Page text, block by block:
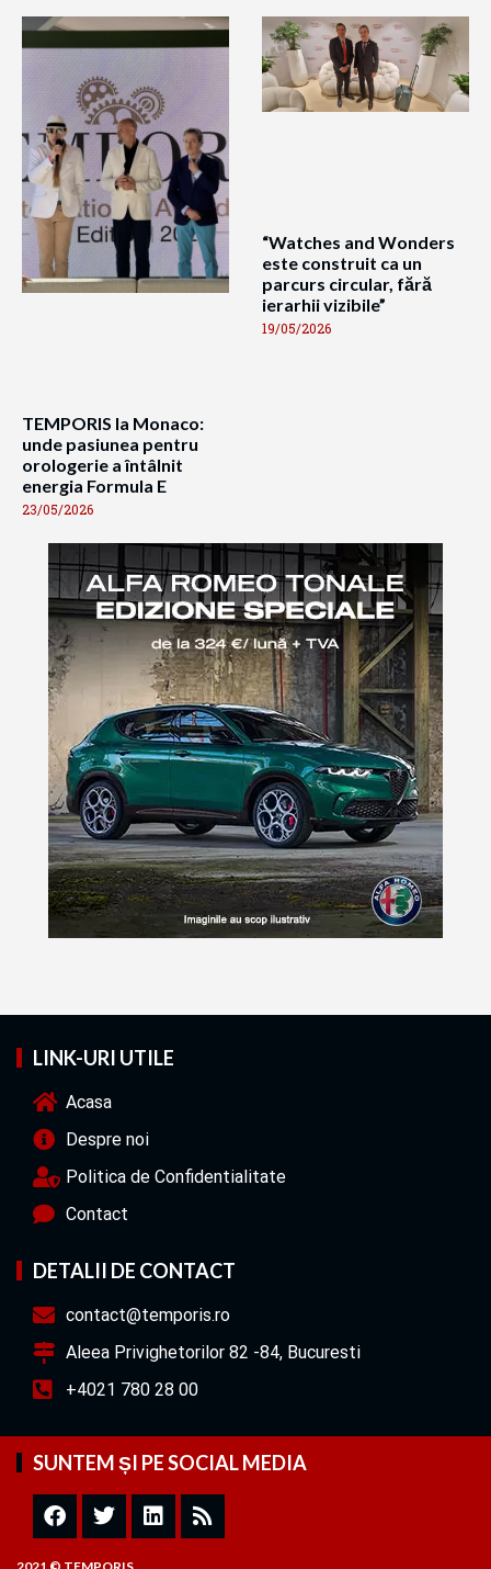
TEMPORIS la Monaco:
unde pasiunea pentru
orologerie a întâlnit
energia Formula E
23/05/2026
“Watches and Wonders
este construit ca un
parcurs circular, fără
ierarhii vizibile”
19/05/2026
LINK-URI UTILE
Acasa
Despre noi
Politica de Confidentialitate
Contact
DETALII DE CONTACT
contact@temporis.ro
Aleea Privighetorilor 82 -84, Bucuresti
+4021 780 28 00
SUNTEM ȘI PE SOCIAL MEDIA